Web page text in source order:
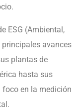
ESG (Ambiental,
avances
plantas de
hasta sus
foco en la medición